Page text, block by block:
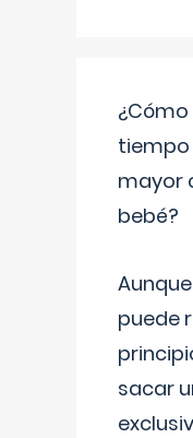
tiempo
mayor
bebé?
puede
sacar